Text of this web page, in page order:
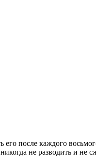
после каждого
не разводить и не